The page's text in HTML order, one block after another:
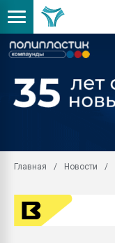
Главная Новости